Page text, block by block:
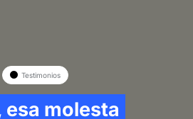
Testimonios
molesta